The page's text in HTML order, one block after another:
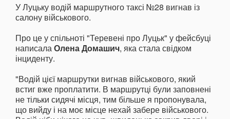
У Луцьку водій маршрутного таксі №28 вигнав із
салону військового.
Про це у спільноті "Теревені про Луцьк" у фейсбуці
написалаОлена Домашич, яка стала свідком
інциденту.
"Водій цієї маршрутки вигнав військового, який
встиг вже проплатити. В маршрутці були заповнені
не тільки сидячі місця, тим більше я пропонувала,
що вийду і на моє місце нехай забере військового.